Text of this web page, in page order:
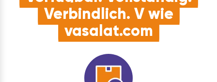
Verbindlich. V wie
vasalat.com